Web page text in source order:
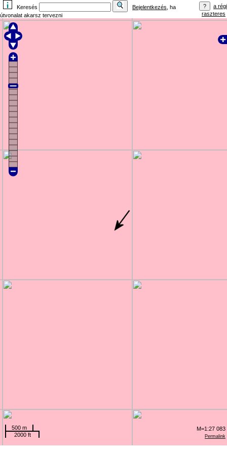
Keresés Bejelentkezés , ha
útvonalat akarsz tervezni
a régi
raszteres
Permalink
500 m
2000 ft
M=1:27 083